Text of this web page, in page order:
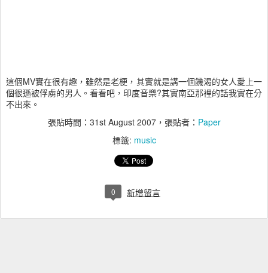
這個MV實在很有趣，雖然是老梗，其實就是講一個饑渴的女人愛上一
個很遜被俘虜的男人。看看吧，印度音樂?其實南亞那裡的話我實在分
不出來。
張貼時間： 31st August 2007，張貼者： Paper
標籤: music
0 新增留言